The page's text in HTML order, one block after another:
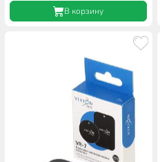
В корзину